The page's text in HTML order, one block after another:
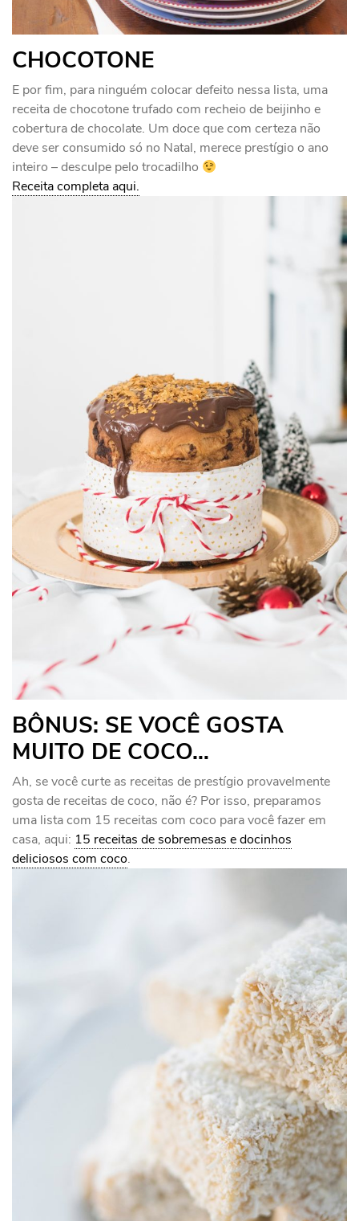
CHOCOTONE
E por fim, para ninguém colocar defeito nessa lista, uma
receita de chocotone trufado com recheio de beijinho e
cobertura de chocolate. Um doce que com certeza não
deve ser consumido só no Natal, merece prestígio o ano
inteiro – desculpe pelo trocadilho
Receita completa aqui.
BÔNUS: SE VOCÊ GOSTA
MUITO DE COCO…
Ah, se você curte as receitas de prestígio provavelmente
gosta de receitas de coco, não é? Por isso, preparamos
uma lista com 15 receitas com coco para você fazer em
casa, aqui: 15 receitas de sobremesas e docinhos
deliciosos com coco.